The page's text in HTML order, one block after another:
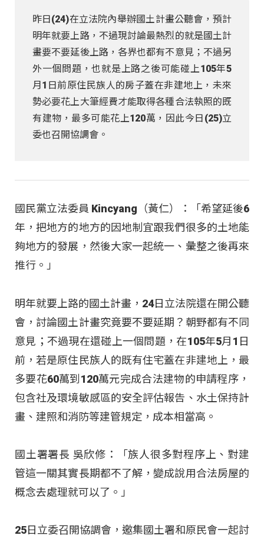
昨日(24)在立法院內舉辦國土計畫公聽會，預計
明年就要上路，不過現討論最熱烈的就是國土計
畫要不要延後上路，各界也都有不意見；不過另
外一個問題，也就是上路之後可能碰上105年5
月1日前原住民族人的房子蓋在非建地上，未來
勢必要花上大筆經費才能取得各種合法執照的既
有建物，最多可能花上120萬，因此今日(25)立
委也召開協調會。
國民黨立法委員 Kincyang（黃仁）：「希望延後6
年，把地方的地方的因地制宜跟我們很多的土地能
夠地方的發展，然後大家一起統一、彙整之後再來
推行。」
明年就要上路的國土計畫，24日立法院還在開公聽
會，討論國土計畫究竟要不要延期？朝野都有不同
意見；不過現在還碰上一個問題，在105年5月1日
前，若是原住民族人的既有住宅蓋在非建地上，最
多要花60萬到120萬元完成合法建物的申請程序，
包含社及環境敏感區的安全評估報告、水土保持計
畫、建照和消防等建管規定，成本相當高。
國土署署長 吳欣修：「族人很多對程序上、對建
管這一關其實長期都不了解，變成說用合法房屋的
概念去處理就可以了。」
25日立委召開協調會，邀集國土署和原民會一起討